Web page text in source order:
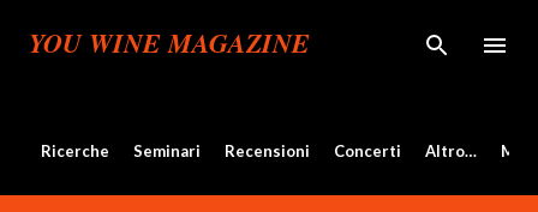
Passa ai contenuti principali
YOU WINE MAGAZINE
Ricerche Seminari Recensioni Concerti Altro…